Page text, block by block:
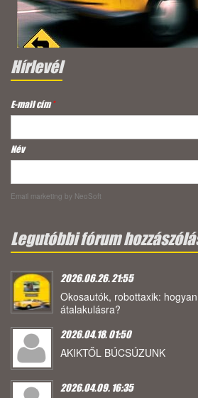
Hírlevél
E-mail cím*
Név
Email marketing by NeoSoft
Legutóbbi fórum
2026.06.26. 21:55
Okosautók, robottaxik:
átalakulásra?
2026.04.18. 01:50
AKIKTŐL BÚCSÚZUNK
2026.04.09. 16:35